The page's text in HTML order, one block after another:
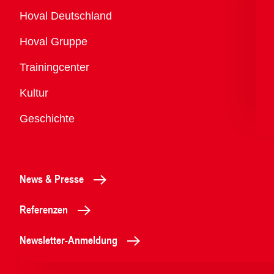
Übersicht
Hoval Deutschland
Hoval Gruppe
Trainingcenter
Kultur
Geschichte
News & Presse
Referenzen
Newsletter-Anmeldung